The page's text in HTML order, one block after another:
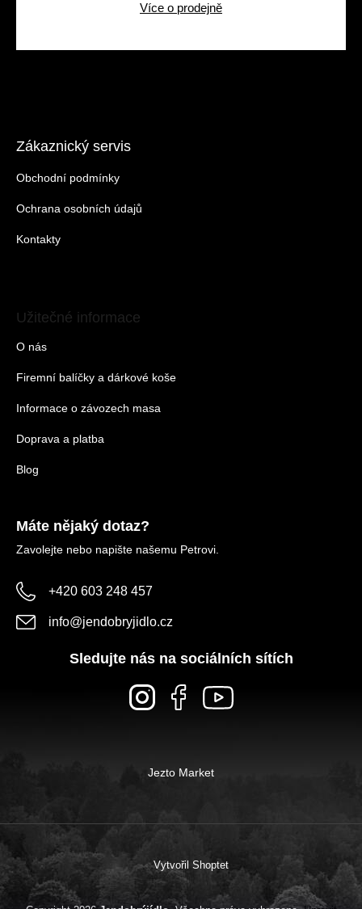
Více o prodejně
Zákaznický servis
Obchodní podmínky
Ochrana osobních údajů
Kontakty
Užitečné informace
O nás
Firemní balíčky a dárkové koše
Informace o závozech masa
Doprava a platba
Blog
Máte nějaký dotaz?
Zavolejte nebo napište našemu Petrovi.
+420 603 248 457
info@jendobryjidlo.cz
Sledujte nás na sociálních sítích
Jezto Market
Vytvořil Shoptet